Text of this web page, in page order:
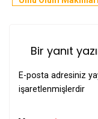
Bir yanıt
E-posta adresiniz
işaretlenmişlerdir